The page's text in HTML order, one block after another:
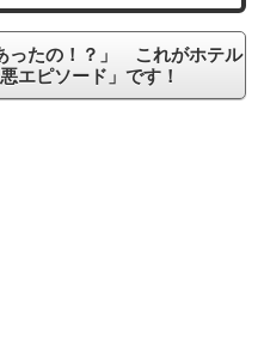
ったの！？」 これがホテル
エピソード」です！